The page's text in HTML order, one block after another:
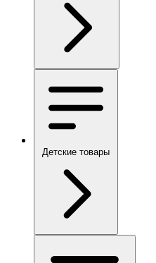
Детские товары